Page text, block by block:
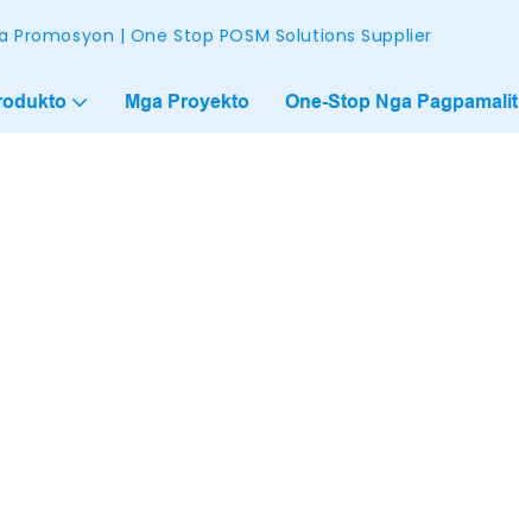
| One Stop POSM Solutions Supplier
Mga Proyekto One-Stop Nga Pagpamalit